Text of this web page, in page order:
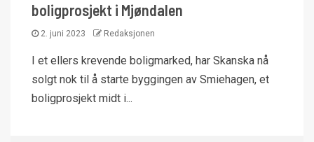
boligprosjekt i Mjøndalen
2. juni 2023 Redaksjonen
I et ellers krevende boligmarked, har Skanska nå
solgt nok til å starte byggingen av Smiehagen, et
boligprosjekt midt i...